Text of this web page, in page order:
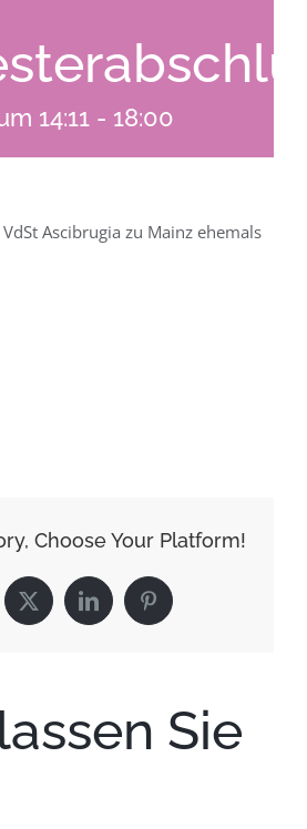
14:11 - 18:00
Ascibrugia zu Mainz ehemals
Choose Your Platform!
X LinkedInPinterest
Sie